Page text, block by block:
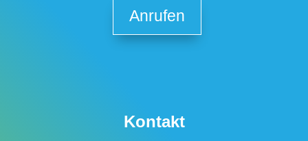
Anrufen
Kontakt